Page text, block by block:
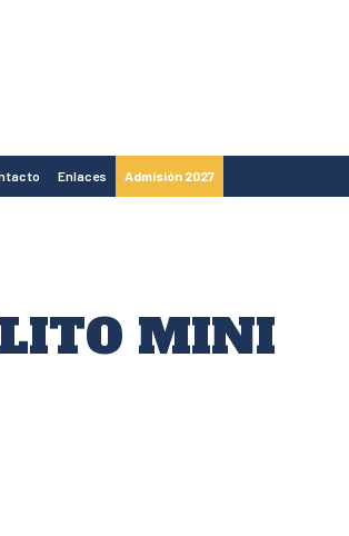
Enlaces Admisión 2027
MINI